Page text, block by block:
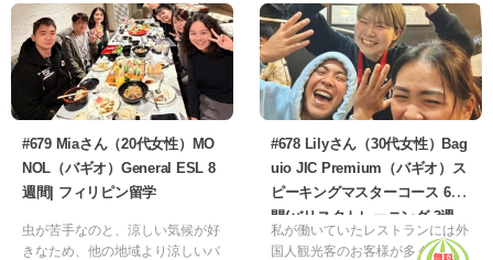
また行きたいと思っていたので、
フィリピンを選びました。また他
の国に比べて料金が安かったから
です。
ましたが、学校生活が楽しかった
体調崩すことも無かったため1ヶ
月にしても良かったなと思うくら
い満足しています。
#679 Miaさん（20代女性）MO
NOL（バギオ）General ESL 8
週間| フィリピン留学
虫が苦手なのと、涼しい気候が好
きなため、他の地域より涼しいバ
#678 Lilyさん（30代女性）Bag
uio JIC Premium（バギオ）ス
ピーキングマスターコース 6週
間(バリスタトレーニング 3週
間)| フィリピン留学
私が働いていたレストランには外
国人観光客のお客様が多く、Yes